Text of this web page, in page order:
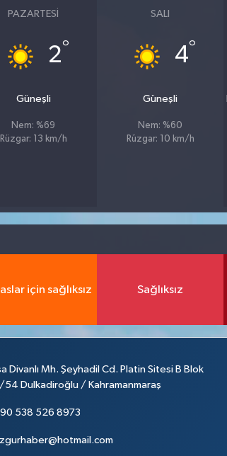
PAZARTESI
2°
Güneşli
Nem: %69
Rüzgar: 13 km/h
SALI
4°
Güneşli
Nem: %60
Rüzgar: 10 km/h
için sağlıksız Sağlıksız
Divanlı Mh. Şeyhadil Cd. Platin Sitesi B Blok
Dulkadiroğlu / Kahramanmaraş
538 526 8973